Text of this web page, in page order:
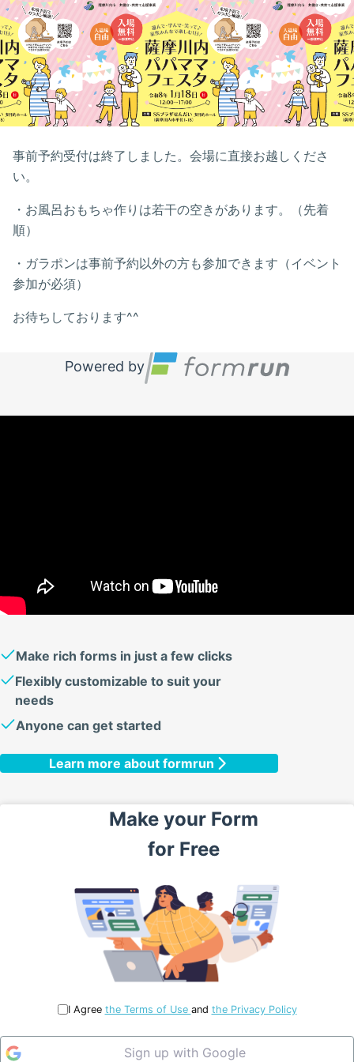
事前予約受付は終了しました。会場に直接お越しくださ
い。
・お風呂おもちゃ作りは若干の空きがあります。（先着
順）
・ガラポンは事前予約以外の方も参加できます（イベント
参加が必須）
お待ちしております^^
Powered by
Make rich forms in just a few clicks
Flexibly customizable to suit your
needs
Anyone can get started
Learn more about formrun
Make your Form
for Free
I Agree the Terms of Use and the Privacy Policy
Sign up with Google